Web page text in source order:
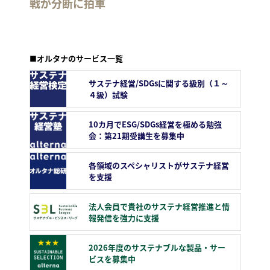
戦が分断に拍車
■オルタナのサービス一覧
サステナ経営/SDGsに関する級別（１～
４級）試験
10カ月でESG/SDGs経営を極める勉強
会：第21期受講生を募集中
各領域のスペシャリストがサステナ経営
を支援
法人会員で貴社のサステナ経営推進と情
報発信を強力に支援
2026年度のサステナブルな製品・サー
ビスを募集中